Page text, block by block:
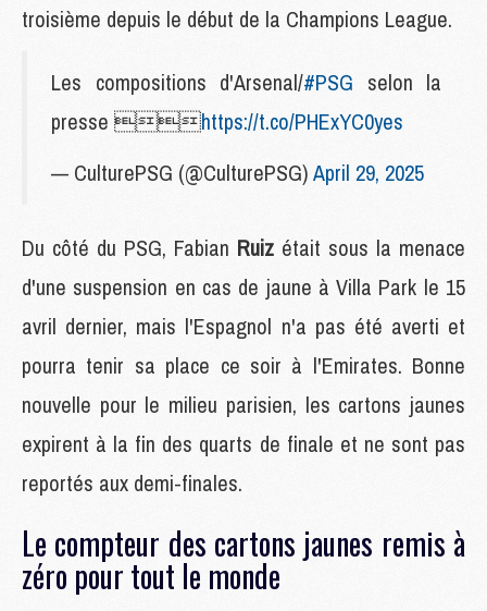
troisième depuis le début de la Champions League.
Les compositions d'Arsenal/#PSG selon la
presse https://t.co/PHExYC0yes
— CulturePSG (@CulturePSG)April 29, 2025
Du côté du PSG, Fabian Ruiz était sous la menace
d'une suspension en cas de jaune à Villa Park le 15
avril dernier, mais l'Espagnol n'a pas été averti et
pourra tenir sa place ce soir à l'Emirates. Bonne
nouvelle pour le milieu parisien, les cartons jaunes
expirent à la fin des quarts de finale et ne sont pas
reportés aux demi-finales.
Le compteur des cartons jaunes remis à
zéro pour tout le monde